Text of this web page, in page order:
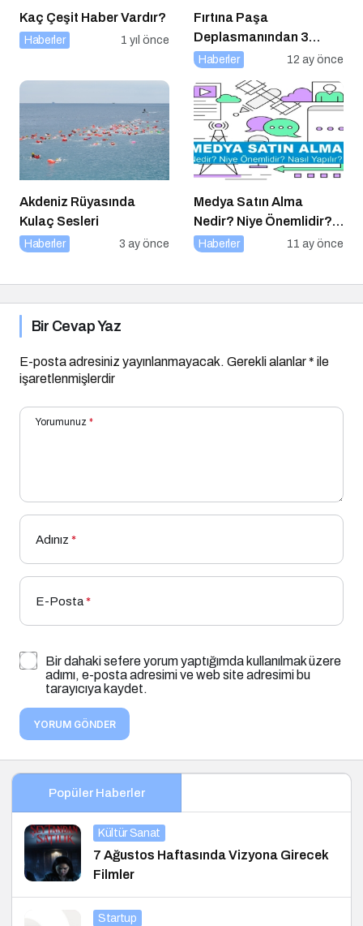
Kaç Çeşit Haber Vardır?
Haberler 1 yıl önce
Fırtına Paşa
Deplasmanından 3
Puanla Ayrıldı
Haberler 12 ay önce
Akdeniz Rüyasında
Kulaç Sesleri
Haberler 3 ay önce
Medya Satın Alma
Nedir? Niye Önemlidir?
Medya Satın Alma Nasıl
Haberler 11 ay önce
Bir Cevap Yaz
E-posta adresiniz yayınlanmayacak. Gerekli alanlar* ile
işaretlenmişlerdir
Yorumunuz *
Adınız *
E-Posta*
Bir dahaki sefere yorum yaptığımda kullanılmak üzere
adımı, e-posta adresimi ve web site adresimi bu
tarayıcıya kaydet.
YORUM GÖNDER
Popüler Haberler
Kültür Sanat
7 Ağustos Haftasında Vizyona Girecek
Filmler
Startup